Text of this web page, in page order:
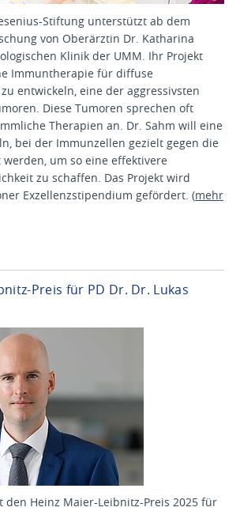
Stiftung unterstützt ab dem
von Oberärztin Dr. Katharina
Klinik der UMM. Ihr Projekt
Immun­the­ra­pie für diffuse
entwickeln, eine der aggressivs­ten
Diese Tumoren sprechen oft
Therapien an. Dr. Sahm will eine
bei der Immunzellen gezielt gegen die
um so eine effektivere
zu schaffen. Das Projekt wird
Exzellenz­stipendium gefördert. (mehr
Preis für PD Dr. Dr. Lukas
den Heinz Maier-Leibnitz-Preis 2025 für